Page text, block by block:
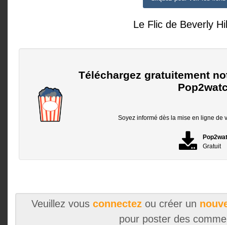
Le Flic de Beverly
Téléchargez gratuitement
Soyez informé dès la mise en ligne de
Gratuit
Veuillez vous connectezou créer un
pour poster des